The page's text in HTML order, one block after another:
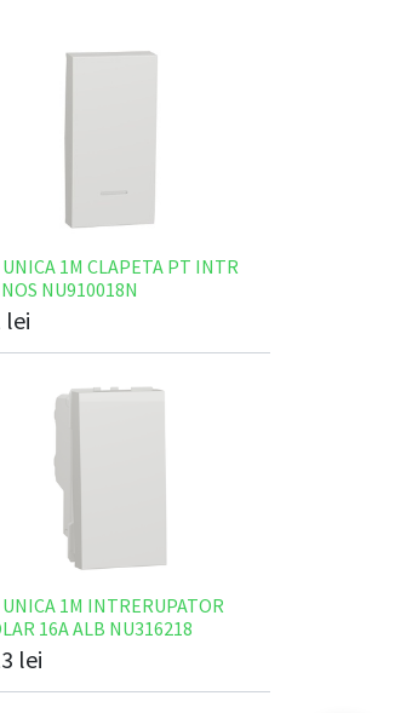
1M CLAPETA PT INTR
NU910018N
lei
1M INTRERUPATOR
16A ALB NU316218
lei